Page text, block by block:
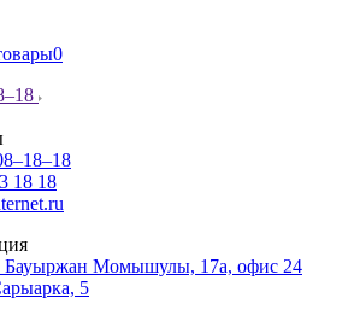
0
18 18
Бауыржан Момышулы, 17а, офис 24
5